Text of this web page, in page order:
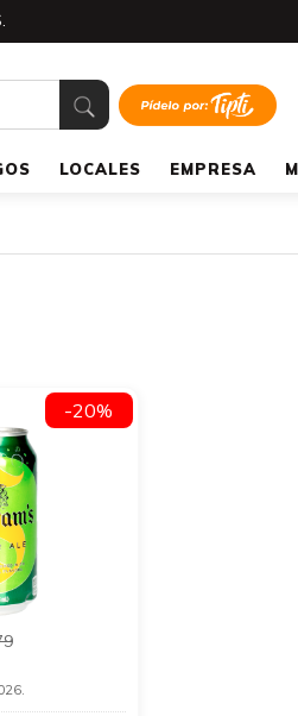
LOCALES EMPRESA
-20%